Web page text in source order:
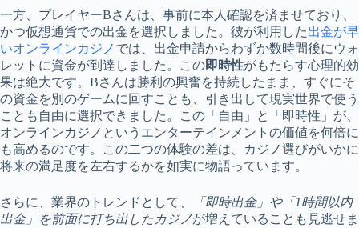
一方、プレイヤーBさんは、事前に本人確認を済ませており、
かつ仮想通貨での出金を選択しました。彼が利用した出金が早
いオンラインカジノ では、出金申請からわずか数時間後にウォ
レットに資金が到達しました。この即時性がもたらす心理的効
果は絶大です。Bさんは勝利の興奮を持続したまま、すぐにそ
の資金を別のゲームに回すことも、引き出して現実世界で使う
ことも自由に選択できました。この「自由」と「即時性」が、
オンラインカジノというエンターテインメントの価値を何倍に
も高めるのです。この二つの体験の差は、カジノ選びがいかに
将来の満足度を左右するかを如実に物語っています。
さらに、業界のトレンドとして、
「即時出金」や「1時間以内
出金」を前面に打ち出したカジノが増えていることも見逃せま